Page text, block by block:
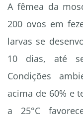
A fêmea da
200 ovos em
larvas se
10 dias, até
Condições
acima de 60% e
a 25°C